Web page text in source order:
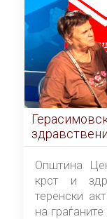
граѓаните
Општина
крст и
теренски
на